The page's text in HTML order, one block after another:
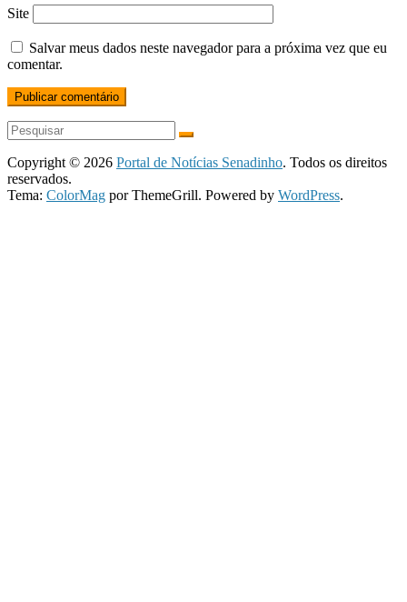
Site
Salvar meus dados neste navegador para a próxima vez que eu
comentar.
Copyright © 2026 Portal de Notícias Senadinho. Todos os direitos
reservados.
Tema: ColorMag por ThemeGrill. Powered by WordPress.